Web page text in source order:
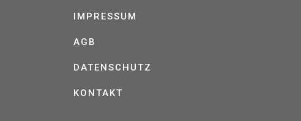
IMPRESSUM
AGB
DATENSCHUTZ
KONTAKT